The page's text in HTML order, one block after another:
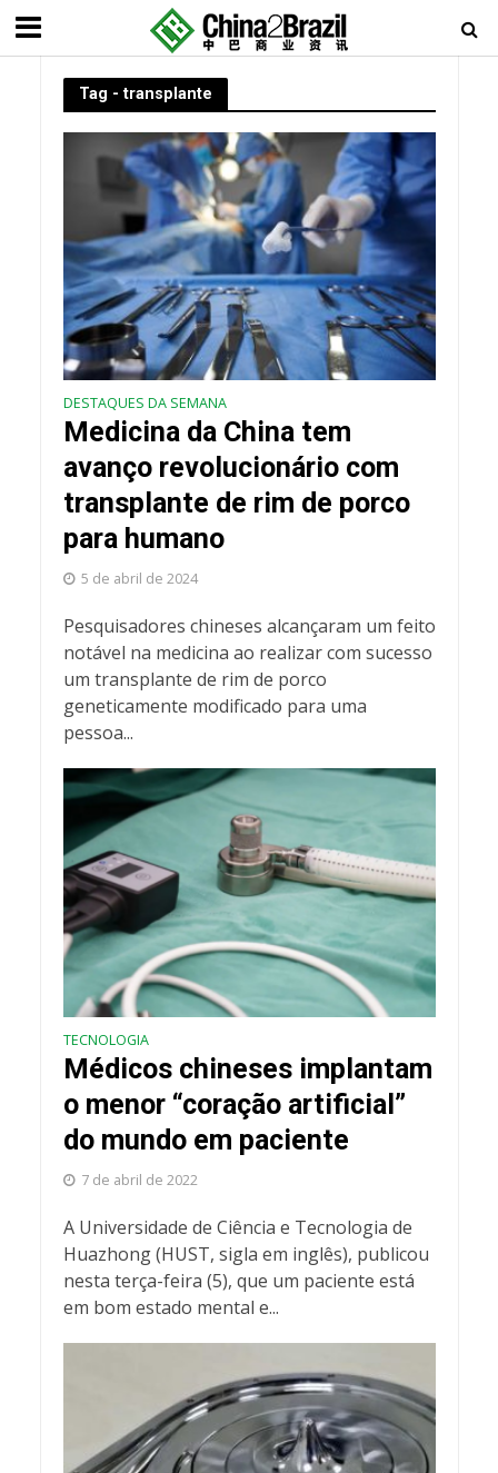
Tag - transplante
DESTAQUES DA SEMANA
Medicina da China tem
avanço revolucionário com
transplante de rim de porco
para humano
5 de abril de 2024
Pesquisadores chineses alcançaram um feito
notável na medicina ao realizar com sucesso
um transplante de rim de porco
geneticamente modificado para uma
pessoa...
TECNOLOGIA
Médicos chineses implantam
o menor “coração artificial”
do mundo em paciente
7 de abril de 2022
A Universidade de Ciência e Tecnologia de
Huazhong (HUST, sigla em inglês), publicou
nesta terça-feira (5), que um paciente está
em bom estado mental e...